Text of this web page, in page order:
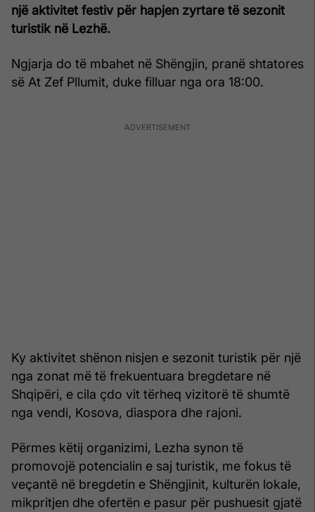
një aktivitet festiv për hapjen zyrtare të sezonit
turistik në Lezhë.
Ngjarja do të mbahet në Shëngjin, pranë shtatores
së At Zef Pllumit, duke filluar nga ora 18:00.
Ky aktivitet shënon nisjen e sezonit turistik për një
nga zonat më të frekuentuara bregdetare në
Shqipëri, e cila çdo vit tërheq vizitorë të shumtë
nga vendi, Kosova, diaspora dhe rajoni.
Përmes këtij organizimi, Lezha synon të
promovojë potencialin e saj turistik, me fokus të
veçantë në bregdetin e Shëngjinit, kulturën lokale,
mikpritjen dhe ofertën e pasur për pushuesit gjatë